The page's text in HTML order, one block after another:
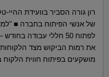
של אנשי הפיתוח בחברה ■
לפתוח 50 חללי עבודה
את רמות הביקוש מצד
מושקעים בפיתוח חווית